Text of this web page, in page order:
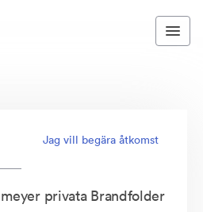
Jag vill begära åtkomst
privata Brandfolder